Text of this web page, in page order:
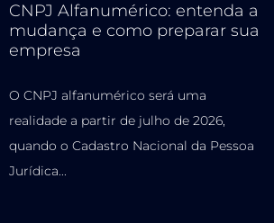
CNPJ Alfanumérico: entenda a
mudança e como preparar sua
empresa
O CNPJ alfanumérico será uma
realidade a partir de julho de 2026,
quando o Cadastro Nacional da Pessoa
Jurídica...